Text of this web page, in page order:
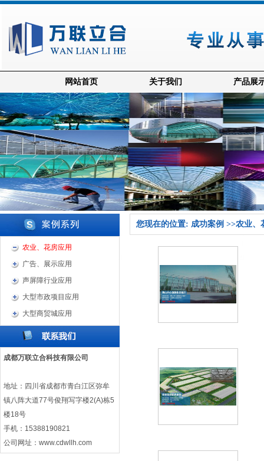
网站首页 关于我们 产品展
农业、花房应用
广告、展示应用
声屏障行业应用
大型市政项目应用
大型商贸城应用
成都万联立合科技有限公司
地址：四川省成都市青白江区弥牟
镇八阵大道77号俊翔写字楼2(A)栋5
楼18号
手机：15388190821
公司网址： www.cdwllh.com
您现在的位置: 成功案例 >>农业、